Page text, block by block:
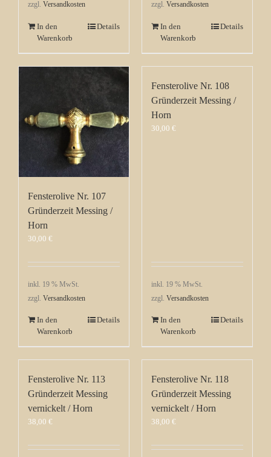
zzgl. Versandkosten
In den
Warenkorb
Details
zzgl. Versandkosten
In den
Warenkorb
Details
Fensterolive Nr. 107
Gründerzeit Messing /
Horn
30,00 €
inkl. 19 % MwSt.
zzgl. Versandkosten
In den
Warenkorb
Details
Fensterolive Nr. 108
Gründerzeit Messing /
Horn
30,00 €
inkl. 19 % MwSt.
zzgl. Versandkosten
In den
Warenkorb
Details
Fensterolive Nr. 113
Gründerzeit Messing
vernickelt / Horn
38,00 €
Fensterolive Nr. 118
Gründerzeit Messing
vernickelt / Horn
38,00 €